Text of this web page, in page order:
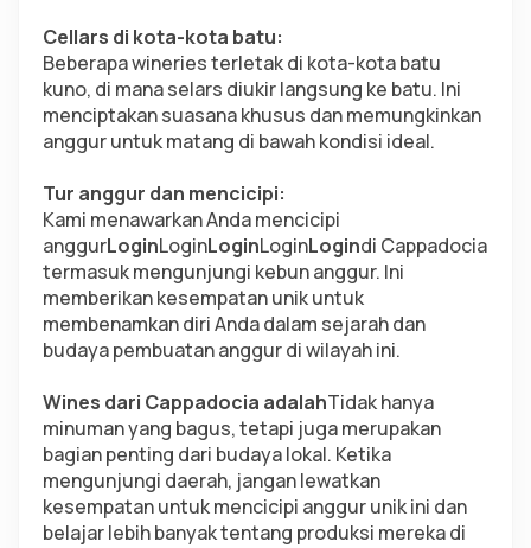
Cellars di kota-kota batu:
Beberapa wineries terletak di kota-kota batu
kuno, di mana selars diukir langsung ke batu. Ini
menciptakan suasana khusus dan memungkinkan
anggur untuk matang di bawah kondisi ideal.
Tur anggur dan mencicipi:
Kami menawarkan Anda mencicipi
anggurLoginLoginLoginLoginLogindi Cappadocia
termasuk mengunjungi kebun anggur. Ini
memberikan kesempatan unik untuk
membenamkan diri Anda dalam sejarah dan
budaya pembuatan anggur di wilayah ini.
Wines dari Cappadocia adalahTidak hanya
minuman yang bagus, tetapi juga merupakan
bagian penting dari budaya lokal. Ketika
mengunjungi daerah, jangan lewatkan
kesempatan untuk mencicipi anggur unik ini dan
belajar lebih banyak tentang produksi mereka di